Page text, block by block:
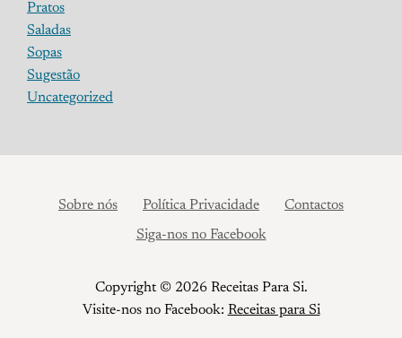
Pratos
Saladas
Sopas
Sugestão
Uncategorized
Copyright © 2026 Receitas Para Si.
Visite-nos no Facebook: Receitas para Si
Sobre nós Política Privacidade Contactos
Siga-nos no Facebook